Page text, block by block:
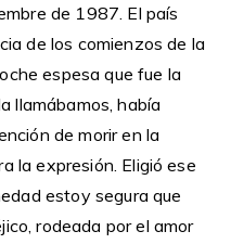
de 1987. El país
de los comienzos de la
espesa que fue la
llamábamos, había
de morir en la
la expresión. Eligió ese
estoy segura que
rodeada por el amor